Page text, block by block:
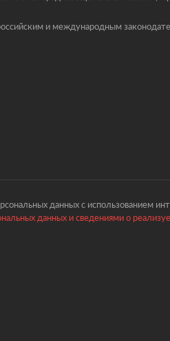
и международным
данных с использованием
данных и сведениями о